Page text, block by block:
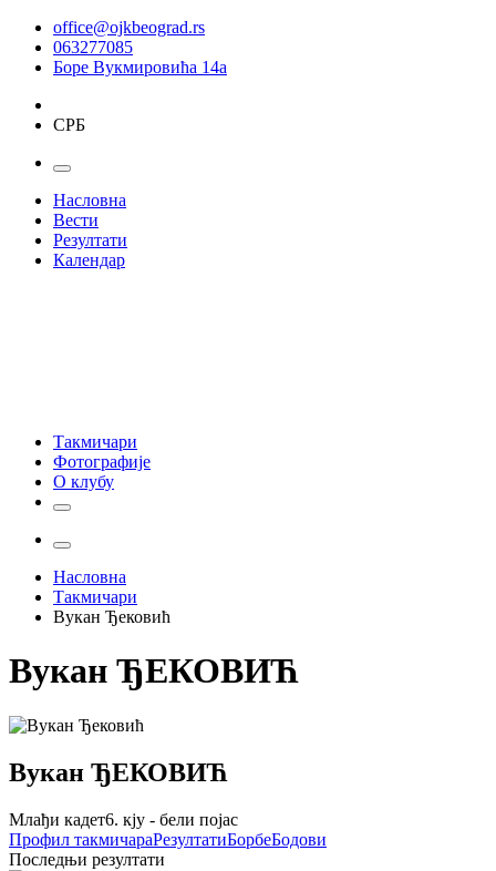
office@ojkbeograd.rs
063277085
Боре Вукмировића 14а
СРБ
Насловна
Вести
Резултати
Календар
Такмичари
Фотографије
О клубу
Насловна
Такмичари
Вукан Ђековић
Вукан ЂЕКОВИЋ
Вукан ЂЕКОВИЋ
Млађи кадет6. кју - бели појас
Профил такмичараРезултатиБорбеБодови
Последњи резултати